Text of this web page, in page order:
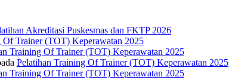
Akreditasi Puskesmas dan FKTP 2026
Of Trainer (TOT) Keperawatan 2025
Training Of Trainer (TOT) Keperawatan 2025
Pelatihan Training Of Trainer (TOT) Keperawatan 2025
Training Of Trainer (TOT) Keperawatan 2025